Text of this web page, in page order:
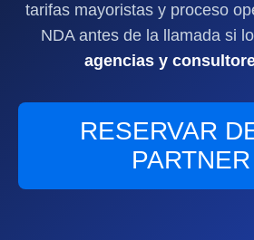
tarifas mayoristas y proceso
NDA antes de la llamada si
agencias y
RESERVAR
PARTNER